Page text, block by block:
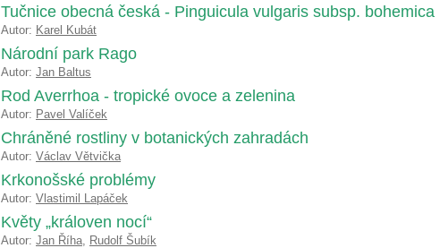
Tučnice obecná česká - Pinguicula vulgaris subsp. bohemica
Autor: Karel Kubát
Národní park Rago
Autor: Jan Baltus
Rod Averrhoa - tropické ovoce a zelenina
Autor: Pavel Valíček
Chráněné rostliny v botanických zahradách
Autor: Václav Větvička
Krkonošské problémy
Autor: Vlastimil Lapáček
Květy „královen nocí“
Autor: Jan Říha, Rudolf Šubík